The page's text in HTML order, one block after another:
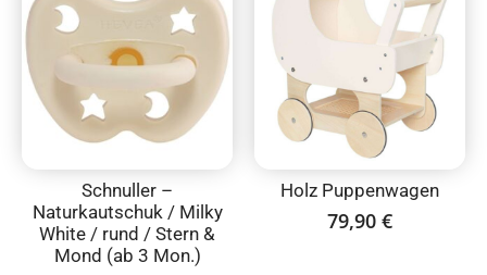
Schnuller –
Naturkautschuk / Milky
White / rund / Stern &
Mond (ab 3 Mon.)
Holz Puppenwagen
79,90 €